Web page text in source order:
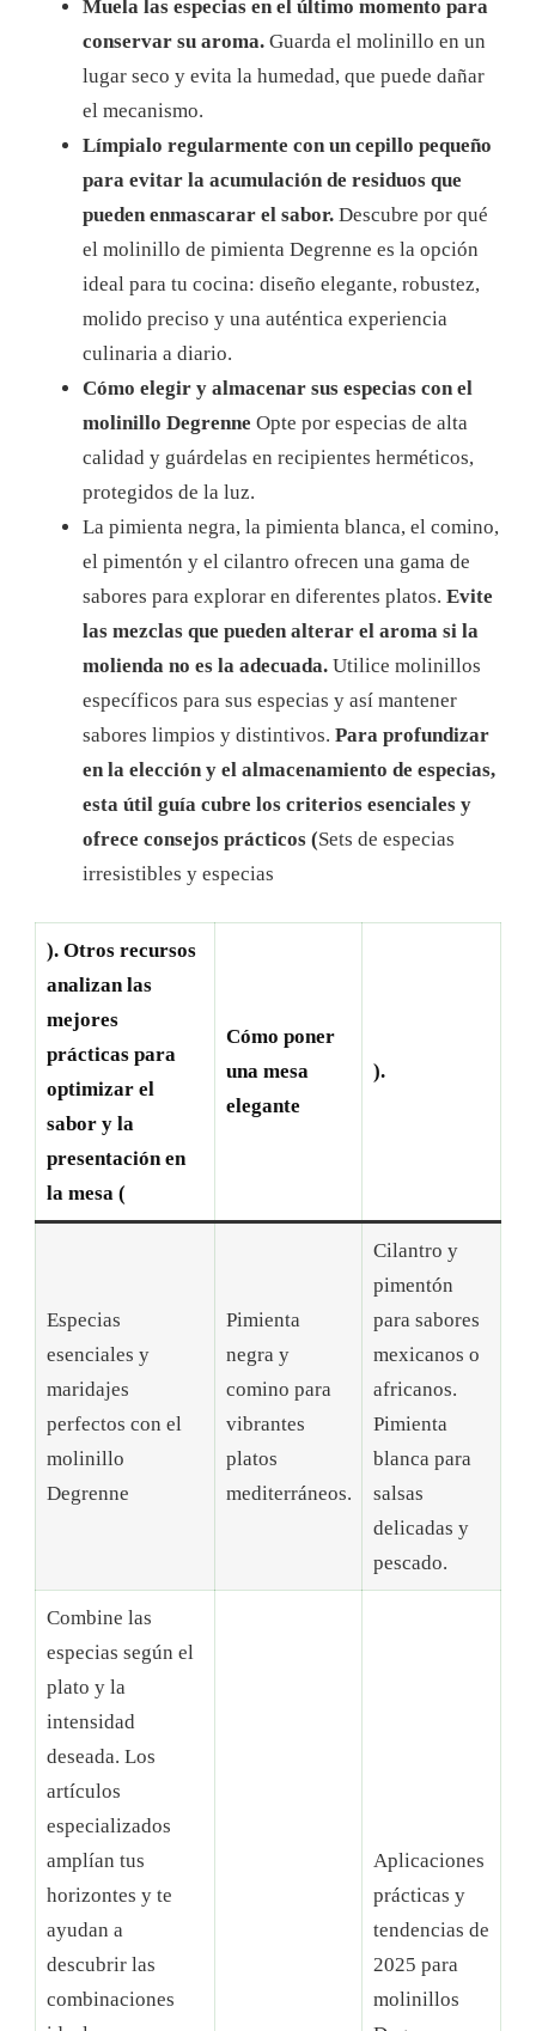
Muela las especias en el último momento para
conservar su aroma. Guarda el molinillo en un
lugar seco y evita la humedad, que puede dañar
el mecanismo.
Límpialo regularmente con un cepillo pequeño
para evitar la acumulación de residuos que
pueden enmascarar el sabor. Descubre por qué
el molinillo de pimienta Degrenne es la opción
ideal para tu cocina: diseño elegante, robustez,
molido preciso y una auténtica experiencia
culinaria a diario.
Cómo elegir y almacenar sus especias con el
molinillo Degrenne Opte por especias de alta
calidad y guárdelas en recipientes herméticos,
protegidos de la luz.
La pimienta negra, la pimienta blanca, el comino,
el pimentón y el cilantro ofrecen una gama de
sabores para explorar en diferentes platos. Evite
las mezclas que pueden alterar el aroma si la
molienda no es la adecuada. Utilice molinillos
específicos para sus especias y así mantener
sabores limpios y distintivos. Para profundizar
en la elección y el almacenamiento de especias,
esta útil guía cubre los criterios esenciales y
ofrece consejos prácticos (Sets de especias
irresistibles y especias
). Otros recursos
analizan las
mejores
prácticas para
optimizar el
sabor y la
presentación en
la mesa (
Cómo poner
una mesa
elegante
).
Especias
esenciales y
maridajes
perfectos con el
molinillo
Degrenne
Pimienta
negra y
comino para
vibrantes
platos
mediterráneos.
Cilantro y
pimentón
para sabores
mexicanos o
africanos.
Pimienta
blanca para
salsas
delicadas y
pescado.
Combine las
especias según el
plato y la
intensidad
deseada. Los
artículos
especializados
amplían tus
horizontes y te
ayudan a
descubrir las
combinaciones
Aplicaciones
prácticas y
tendencias de
2025 para
molinillos